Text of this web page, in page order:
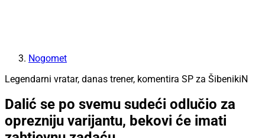
Nogomet
Legendarni vratar, danas trener, komentira SP za ŠibenikiN
Dalić se po svemu sudeći odlučio za
oprezniju varijantu, bekovi će imati